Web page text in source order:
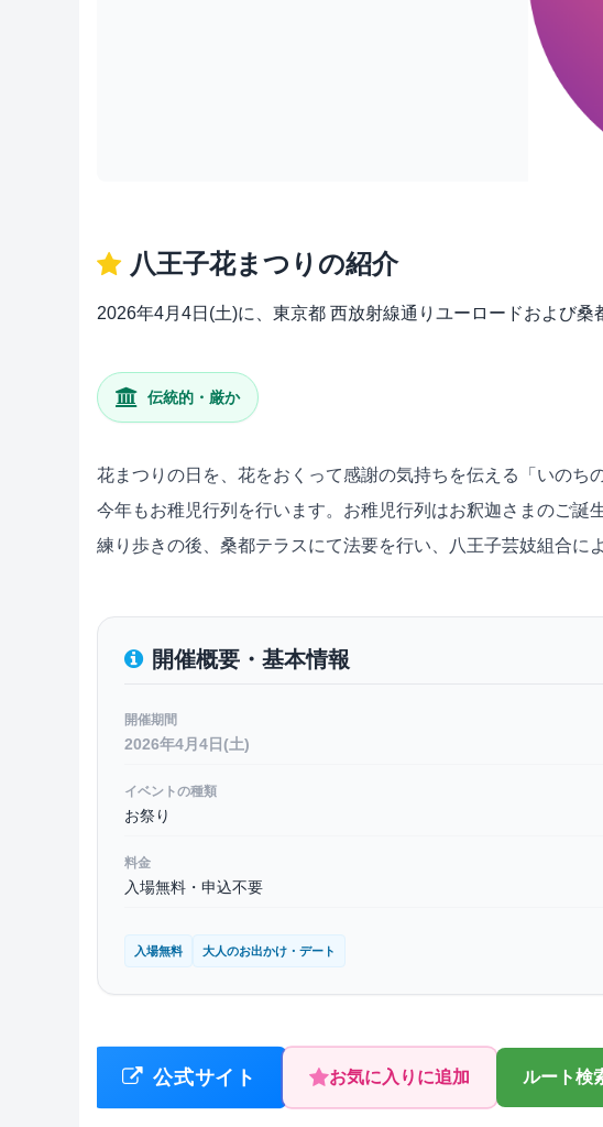
八王子花まつりの紹介
2026年4月4日(土)に、東京都 西放射線通りユーロードおよび
伝統的・厳か
花まつりの日を、花をおくって感謝の気持ちを伝える「いのち
今年もお稚児行列を行います。お稚児行列はお釈迦さまのご誕
練り歩きの後、桑都テラスにて法要を行い、八王子芸妓組合に
開催概要・基本情報
開催期間
2026年4月4日(土)
イベントの種類
お祭り
料金
入場無料・申込不要
入場無料 大人のお出かけ・デート
公式サイト お気に入りに追加 ルート検